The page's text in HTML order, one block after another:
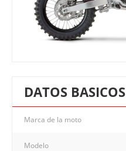
DATOS BASICOS
Marca de la moto
Modelo